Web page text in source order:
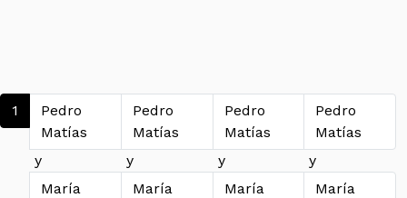
Navegación de entradas
1
Pedro
Matías
y
María
Pedro
Matías
y
María
Pedro
Matías
y
María
Pedro
Matías
y
María